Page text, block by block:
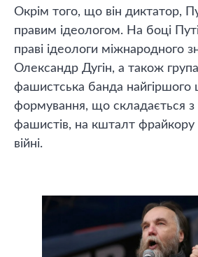
Окрім того, що він диктатор,
правим ідеологом. На боці
праві ідеологи міжнародного
Олександр Дугін, а також
фашистська банда найгіршого
формування, що складається з
фашистів, на кшталт фрайкору
війні.